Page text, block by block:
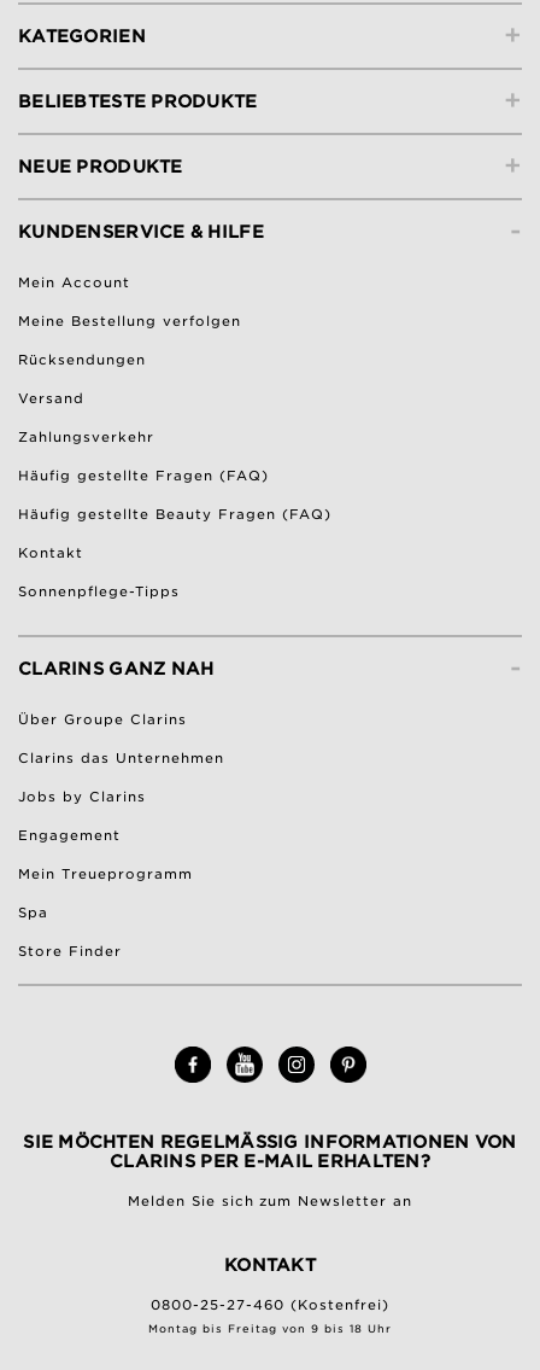
+
KATEGORIEN
+
BELIEBTESTE PRODUKTE
+
NEUE PRODUKTE
-
KUNDENSERVICE & HILFE
Mein Account
Meine Bestellung verfolgen
Rücksendungen
Versand
Zahlungsverkehr
Häufig gestellte Fragen (FAQ)
Häufig gestellte Beauty Fragen (FAQ)
Kontakt
Sonnenpflege-Tipps
-
CLARINS GANZ NAH
Über Groupe Clarins
Clarins das Unternehmen
Jobs by Clarins
Engagement
Mein Treueprogramm
Spa
Store Finder
SIE MÖCHTEN REGELMÄSSIG INFORMATIONEN VON C
LARINS PER E-MAIL ERHALTEN?
Melden Sie sich zum Newsletter an
KONTAKT
0800-25-27-460 (Kostenfrei)
Montag bis Freitag von 9 bis 18 Uhr